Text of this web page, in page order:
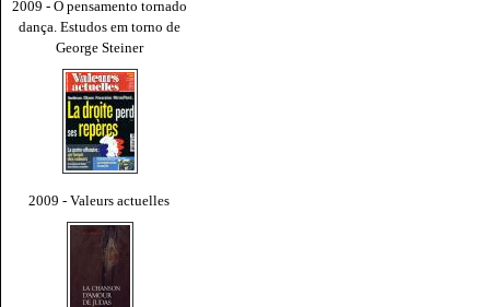
2009 - O pensamento tornado
dança. Estudos em torno de
George Steiner
2009 - Valeurs actuelles